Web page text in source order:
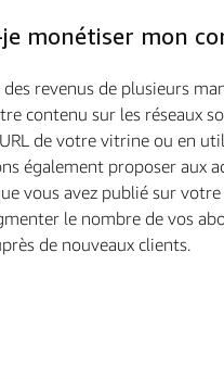
monétiser mon
revenus de plusieurs
contenu sur les réseaux
de votre vitrine ou en
également proposer aux
vous avez publié sur
le nombre de vos
de nouveaux clients.